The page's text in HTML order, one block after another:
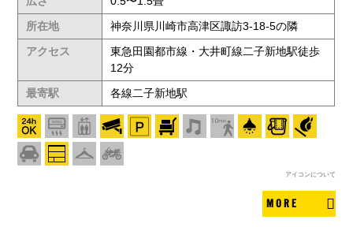
所在地
神奈川県川崎市高津区諏訪3-18-5の隣
アクセス
東急田園都市線・大井町線二子新地駅徒歩
12分
最寄駅
各線二子新地駅
アイコンについて
MORE